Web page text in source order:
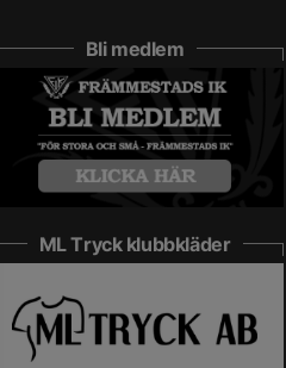
Bli medlem
ML Tryck klubbkläder